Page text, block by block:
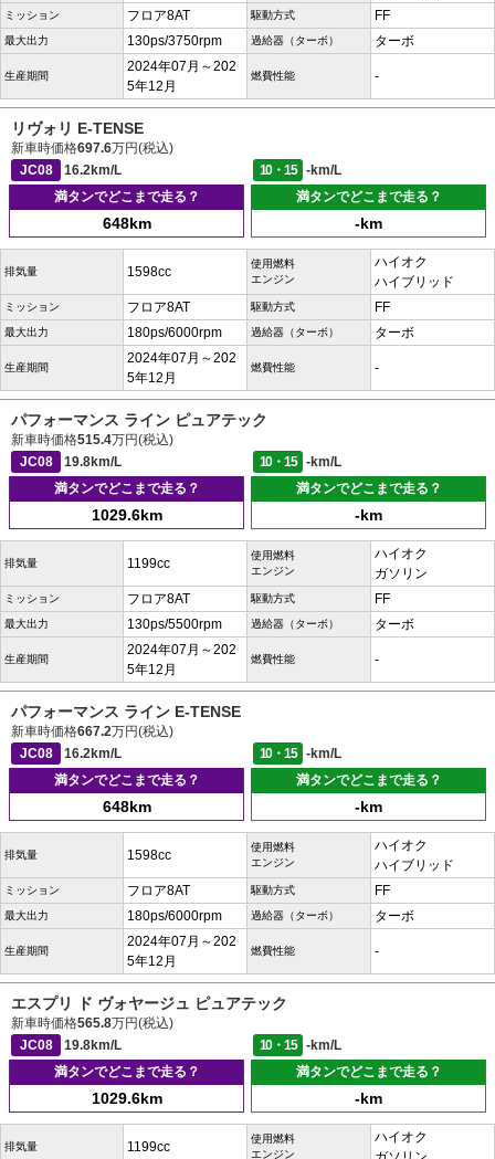
ミッション フロア8AT 駆動方式 FF
最大出力 130ps/3750rpm 過給器（ターボ） ターボ
生産期間
2024年07月～202
5年12月
燃費性能 -
リヴォリ E-TENSE
新車時価格697.6万円(税込)
JC08
16.2km/L 10・15
-km/L
満タンでどこまで走る？
648km
満タンでどこまで走る？
-km
排気量 1598cc
使用燃料
エンジン
ハイオク
ハイブリッド
ミッション フロア8AT 駆動方式 FF
最大出力 180ps/6000rpm 過給器（ターボ） ターボ
生産期間
2024年07月～202
5年12月
燃費性能 -
パフォーマンス ライン ピュアテック
新車時価格515.4万円(税込)
JC08
19.8km/L 10・15
-km/L
満タンでどこまで走る？
1029.6km
満タンでどこまで走る？
-km
排気量 1199cc
使用燃料
エンジン
ハイオク
ガソリン
ミッション フロア8AT 駆動方式 FF
最大出力 130ps/5500rpm 過給器（ターボ） ターボ
生産期間
2024年07月～202
5年12月
燃費性能 -
パフォーマンス ライン E-TENSE
新車時価格667.2万円(税込)
JC08
16.2km/L 10・15
-km/L
満タンでどこまで走る？
648km
満タンでどこまで走る？
-km
排気量 1598cc
使用燃料
エンジン
ハイオク
ハイブリッド
ミッション フロア8AT 駆動方式 FF
最大出力 180ps/6000rpm 過給器（ターボ） ターボ
生産期間
2024年07月～202
5年12月
燃費性能 -
エスプリ ド ヴォヤージュ ピュアテック
新車時価格565.8万円(税込)
JC08
19.8km/L 10・15
-km/L
満タンでどこまで走る？
1029.6km
満タンでどこまで走る？
-km
排気量 1199cc
使用燃料
エンジン
ハイオク